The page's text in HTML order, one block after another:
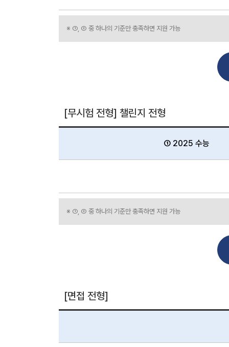
※ ①, ② 중 하나의 기준만 충족하면 지원 가능
[무시험 전형] 챌린지 전형
① 2025 수능
※ ①, ② 중 하나의 기준만 충족하면 지원 가능
[면접 전형]